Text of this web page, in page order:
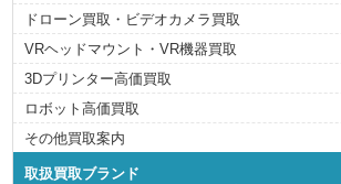
ドローン買取・ビデオカメラ買取
VRヘッドマウント・VR機器買取
3Dプリンター高価買取
ロボット高価買取
その他買取案内
取扱買取ブランド